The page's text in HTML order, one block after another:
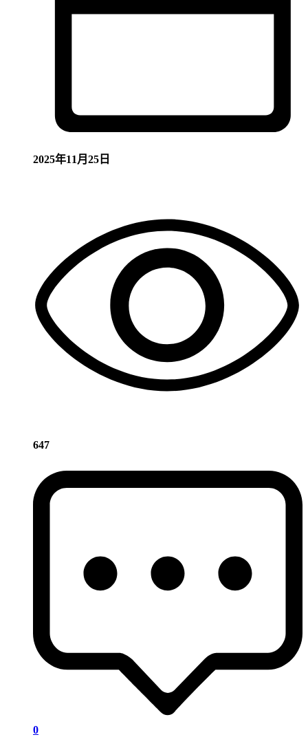
2025年11月25日
647
0